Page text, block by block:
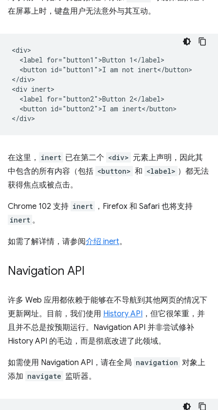
在屏幕上时，键盘用户无法意外与其互动。
<div>
  <label for="button1">Button 1</label>
  <button id="button1">I am not inert</button>
</div>
<div inert>
  <label for="button2">Button 2</label>
  <button id="button2">I am inert</button>
在这里， inert 已在第二个 <div> 元素上声明，因此其
中包含的所有内容（包括 <button> 和 <label> ）都无法
获得焦点或被点击。
Chrome 102 支持 inert ，Firefox 和 Safari 也将支持
inert 。
如需了解详情，请参阅介绍 inert。
Navigation API
许多 Web 应用都依赖于能够在不导航到其他网页的情况下
更新网址。目前，我们使用 History API ，但它很笨重，并
且并不总是按预期运行。Navigation API 并非尝试修补
History API 的毛边，而是彻底改进了此领域。
如需使用 Navigation API，请在全局 navigation 对象上
添加 navigate 监听器。